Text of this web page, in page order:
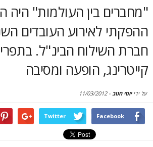
בין העולמות" היה הקונספט
לאירוע העובדים השנתי של
הבינ"ל. בתפריט:
הופעה ומסיבה
11/03/2012
Twitter